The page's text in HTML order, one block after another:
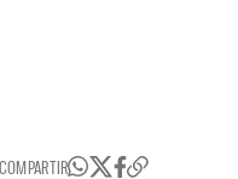
COMPARTIR